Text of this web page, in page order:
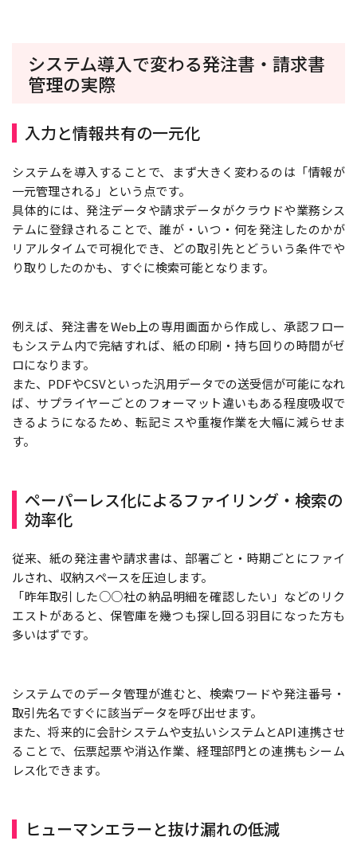
システム導入で変わる発注書・請求書
管理の実際
入力と情報共有の一元化
システムを導入することで、まず大きく変わるのは「情報が
一元管理される」という点です。
具体的には、発注データや請求データがクラウドや業務シス
テムに登録されることで、誰が・いつ・何を発注したのかが
リアルタイムで可視化でき、どの取引先とどういう条件でや
り取りしたのかも、すぐに検索可能となります。
例えば、発注書をWeb上の専用画面から作成し、承認フロー
もシステム内で完結すれば、紙の印刷・持ち回りの時間がゼ
ロになります。
また、PDFやCSVといった汎用データでの送受信が可能になれ
ば、サプライヤーごとのフォーマット違いもある程度吸収で
きるようになるため、転記ミスや重複作業を大幅に減らせま
す。
ペーパーレス化によるファイリング・検索の
効率化
従来、紙の発注書や請求書は、部署ごと・時期ごとにファイ
ルされ、収納スペースを圧迫します。
「昨年取引した○○社の納品明細を確認したい」などのリク
エストがあると、保管庫を幾つも探し回る羽目になった方も
多いはずです。
システムでのデータ管理が進むと、検索ワードや発注番号・
取引先名ですぐに該当データを呼び出せます。
また、将来的に会計システムや支払いシステムとAPI連携させ
ることで、伝票起票や消込作業、経理部門との連携もシーム
レス化できます。
ヒューマンエラーと抜け漏れの低減